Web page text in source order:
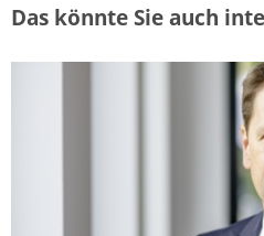
Das könnte Sie auch